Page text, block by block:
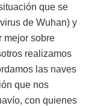
que se
de Wuhan) y
mejor sobre
realizamos
las naves
que nos
con quienes